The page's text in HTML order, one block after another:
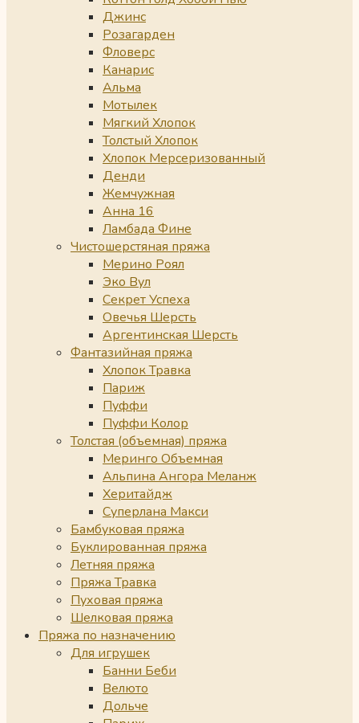
Джинс
Розагарден
Фловерс
Канарис
Альма
Мотылек
Мягкий Хлопок
Толстый Хлопок
Хлопок Мерсеризованный
Денди
Жемчужная
Анна 16
Ламбада Фине
Чистошерстяная пряжа
Мерино Роял
Эко Вул
Секрет Успеха
Овечья Шерсть
Аргентинская Шерсть
Фантазийная пряжа
Хлопок Травка
Париж
Пуффи
Пуффи Колор
Толстая (объемная) пряжа
Меринго Объемная
Альпина Ангора Меланж
Херитайдж
Суперлана Макси
Бамбуковая пряжа
Буклированная пряжа
Летняя пряжа
Пряжа Травка
Пуховая пряжа
Шелковая пряжа
Пряжа по назначению
Для игрушек
Банни Беби
Велюто
Дольче